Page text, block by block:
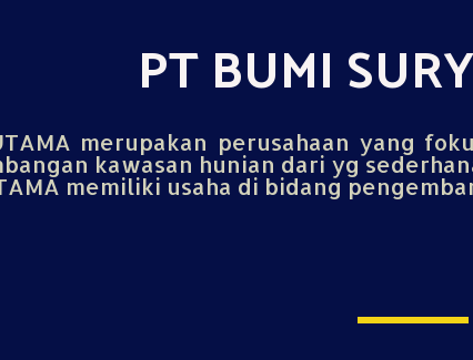
PT BUMI
merupakan perusahaan yang
kawasan hunian dari yg
memiliki usaha di bidang